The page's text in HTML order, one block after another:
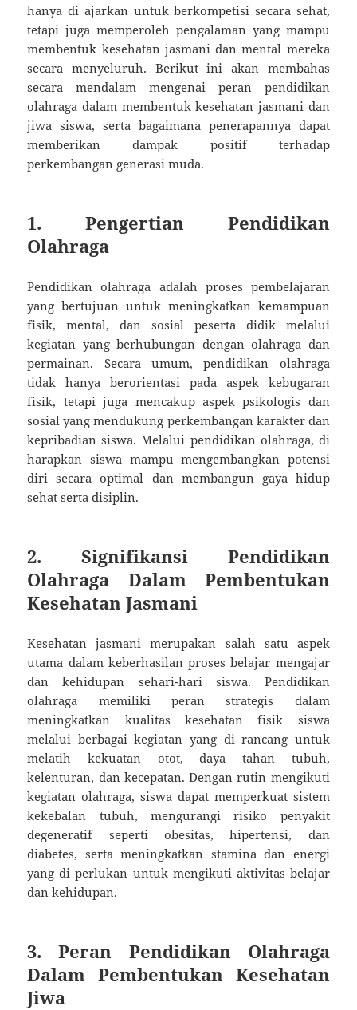
hanya di ajarkan untuk berkompetisi secara sehat,
tetapi juga memperoleh pengalaman yang mampu
membentuk kesehatan jasmani dan mental mereka
secara menyeluruh. Berikut ini akan membahas
secara mendalam mengenai peran pendidikan
olahraga dalam membentuk kesehatan jasmani dan
jiwa siswa, serta bagaimana penerapannya dapat
memberikan dampak positif terhadap
perkembangan generasi muda.
1. Pengertian Pendidikan
Olahraga
Pendidikan olahraga adalah proses pembelajaran
yang bertujuan untuk meningkatkan kemampuan
fisik, mental, dan sosial peserta didik melalui
kegiatan yang berhubungan dengan olahraga dan
permainan. Secara umum, pendidikan olahraga
tidak hanya berorientasi pada aspek kebugaran
fisik, tetapi juga mencakup aspek psikologis dan
sosial yang mendukung perkembangan karakter dan
kepribadian siswa. Melalui pendidikan olahraga, di
harapkan siswa mampu mengembangkan potensi
diri secara optimal dan membangun gaya hidup
sehat serta disiplin.
2. Signifikansi Pendidikan
Olahraga Dalam Pembentukan
Kesehatan Jasmani
Kesehatan jasmani merupakan salah satu aspek
utama dalam keberhasilan proses belajar mengajar
dan kehidupan sehari-hari siswa. Pendidikan
olahraga memiliki peran strategis dalam
meningkatkan kualitas kesehatan fisik siswa
melalui berbagai kegiatan yang di rancang untuk
melatih kekuatan otot, daya tahan tubuh,
kelenturan, dan kecepatan. Dengan rutin mengikuti
kegiatan olahraga, siswa dapat memperkuat sistem
kekebalan tubuh, mengurangi risiko penyakit
degeneratif seperti obesitas, hipertensi, dan
diabetes, serta meningkatkan stamina dan energi
yang di perlukan untuk mengikuti aktivitas belajar
dan kehidupan.
3. Peran Pendidikan Olahraga
Dalam Pembentukan Kesehatan
Jiwa